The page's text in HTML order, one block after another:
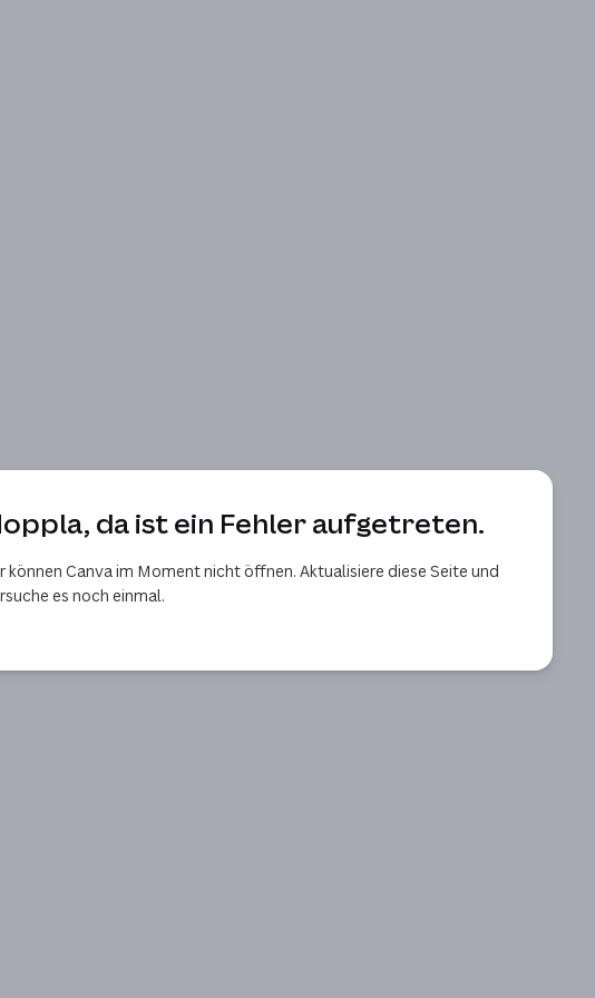
da ist ein Fehler aufgetreten.
können Canva im Moment nicht öffnen. Aktualisiere diese Seite und
es noch einmal.